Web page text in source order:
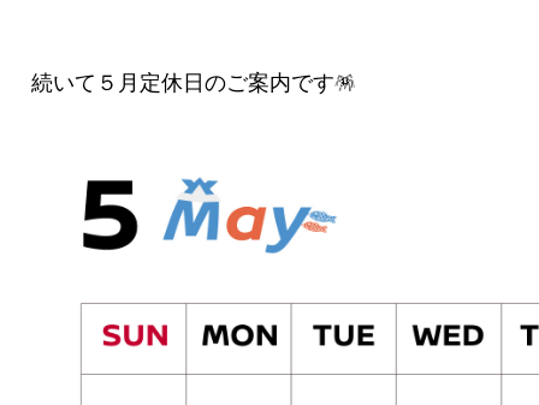
続いて５月定休日のご案内です🪅